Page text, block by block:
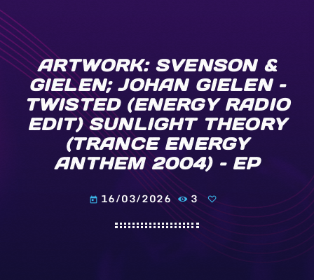
ARTWORK: SVENSON &
GIELEN; JOHAN GIELEN –
TWISTED (ENERGY RADIO
EDIT) SUNLIGHT THEORY
(TRANCE ENERGY
ANTHEM 2004) – EP
today 16/03/2026 3